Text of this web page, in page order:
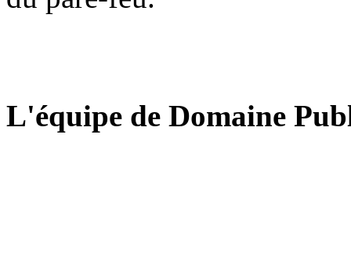
L'équipe de Domaine